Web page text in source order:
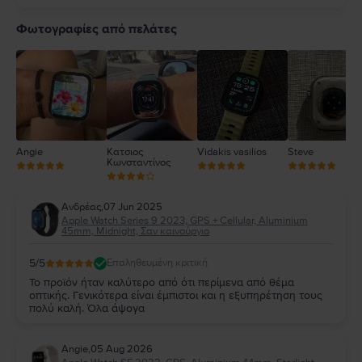
4
2
1
Φωτογραφίες από πελάτες
Angie
Κατσιος
Κωνσταντίνος
Vidakis vasilios Steve
Ανδρέας,07 Jun 2025
Apple Watch Series 9 2023, GPS + Cellular, Aluminium
45mm, Midnight, Σαν καινούργιο
5/5 Επαληθευμένη κριτική
Το προϊόν ήταν καλύτερο από ότι περίμενα από θέμα
οπτικής. Γενικότερα είναι έμπιστοι και η εξυπηρέτηση τους
πολύ καλή. Όλα άψογα
Angie,05 Aug 2026